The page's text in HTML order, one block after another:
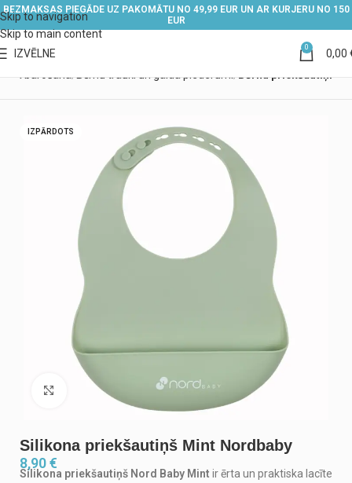
Skip to navigation
Skip to main content
BEZMAKSAS PIEGĀDE UZ PAKOMĀTU NO 49,99 EUR UN AR KURJERU NO 150
EUR
IZVĒLNE 0 0,00
IZPĀRDOTS
Noklikšķiniet, lai palielinātu
Silikona priekšautiņš Mint Nordbaby
8,90€
Silikona priekšautiņš Nord Baby Mint ir ērta un praktiska lacīte